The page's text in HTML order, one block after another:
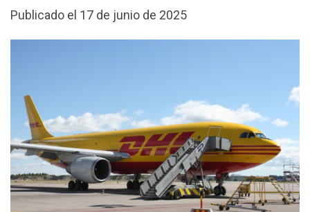
Publicado el 17 de junio de 2025